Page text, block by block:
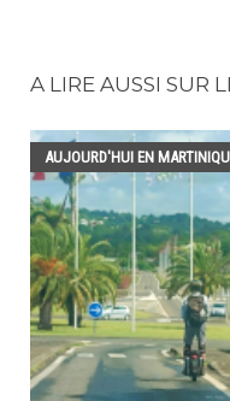
A LIRE AUSSI SUR
AUJOURD'HUI EN